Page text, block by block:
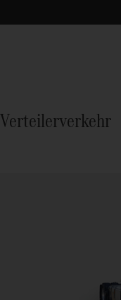
Verteilerverkehr